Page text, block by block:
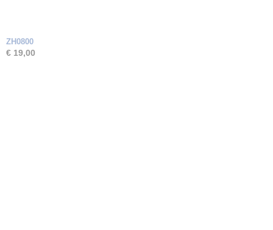
ZH0800
€ 19,00